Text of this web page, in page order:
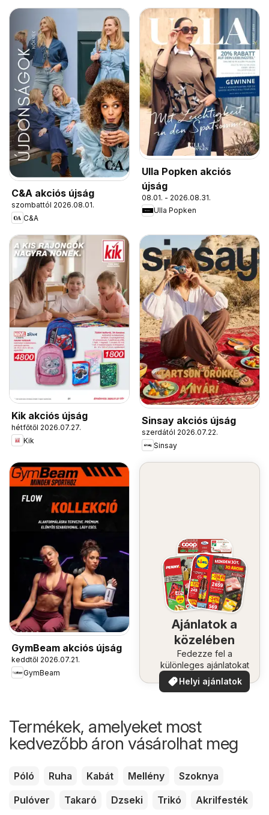
C&A akciós újság
szombattól 2026.08.01.
C&A
Ulla Popken akciós
újság
08.01. - 2026.08.31.
Ulla Popken
Kik akciós újság
hétfőtől 2026.07.27.
Kik
Sinsay akciós újság
szerdától 2026.07.22.
Sinsay
GymBeam akciós újság
keddtől 2026.07.21.
GymBeam
Ajánlatok a
közelében
Fedezze fel a
különleges ajánlatokat
Helyi ajánlatok
Termékek, amelyeket most
kedvezőbb áron vásárolhat meg
Póló Ruha Kabát Mellény
Szoknya
Pulóver
Takaró Dzseki Trikó Akrilfesték